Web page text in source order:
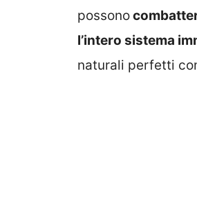
possono
l’intero sistema
naturali perfetti